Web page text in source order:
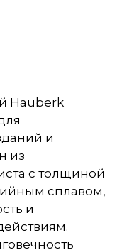
Hauberk
и
из
с толщиной
сплавом,
и